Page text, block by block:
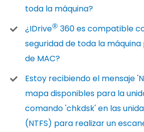
toda la máquina?
¿IDrive® 360 es compatible
seguridad de toda la máquina
de MAC?
Estoy recibiendo el mensaje
mapa disponibles para la
comando 'chkdsk' en las
(NTFS) para realizar un